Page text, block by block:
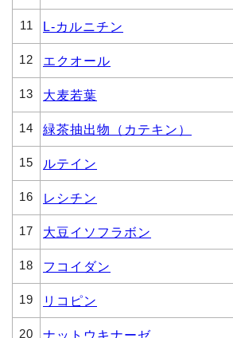
11 L-カルニチン
12 エクオール
13 大麦若葉
14 緑茶抽出物（カテキン）
15 ルテイン
16 レシチン
17 大豆イソフラボン
18 フコイダン
19 リコピン
20 ナットウキナーゼ